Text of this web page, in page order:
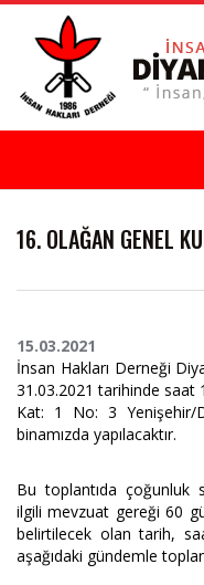
16. OLAĞAN GENEL
15.03.2021
İnsan Hakları Derneği
31.03.2021 tarihinde saat
Kat: 1 No: 3 Yenişehir/
binamızda yapılacaktır.
Bu toplantıda çoğunluk
ilgili mevzuat gereği 60
belirtilecek olan tarih,
aşağıdaki gündemle